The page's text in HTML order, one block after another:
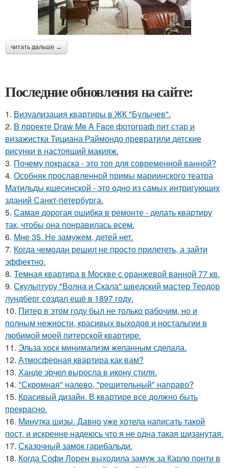
читать дальше →
Последние обновления на сайте:
1. Визуализация квартиры в ЖК "Булычев".
2. В проекте Draw Me A Face фотограф пит стар и
визажистка Тициана Раймондо превратили детские
рисунки в настоящий макияж.
3. Почему покраска - это топ для современной ванной?
4. Особняк прославленной примы мариинского театра
Матильды кшесинской - это одно из самых интригующих
зданий Санкт-петербурга.
5. Самая дорогая ошибка в ремонте - делать квартиру
так, чтобы она понравилась всем.
6. Мне 35. Не замужем, детей нет.
7. Когда чемодан решил не просто прилететь, а зайти
эффектно.
8. Темная квартира в Москве с оранжевой ванной 77 кв.
9. Скульптуру "Волна и Скала" шведский мастер Теодор
лундберг создал ещё в 1897 году.
10. Питер в этом году был не только рабочим, но и
полным нежности, красивых выходов и ностальгии в
любимой моей питерской квартире.
11. Эльза хоск минимализм желанным сделала.
12. Атмосферная квартира как вам?
13. Ханде эрчел выросла в икону стиля.
14. "Скромная" налево, "решительный" направо?
15. Красивый дизайн. В квартире все должно быть
прекрасно.
16. Минутка шизы. Давно уже хотела написать такой
пост, и искренне надеюсь что я не одна такая шизанутая.
17. Сказочный замок гарибальди.
18. Когда Софи Лорен выходила замуж за Карло понти в